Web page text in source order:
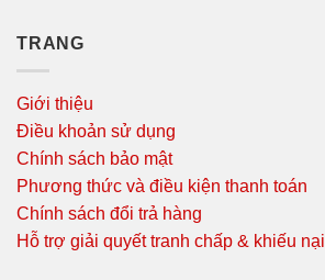
TRANG
Giới thiệu
Điều khoản sử dụng
Chính sách bảo mật
Phương thức và điều kiện thanh toán
Chính sách đổi trả hàng
Hỗ trợ giải quyết tranh chấp & khiếu nại